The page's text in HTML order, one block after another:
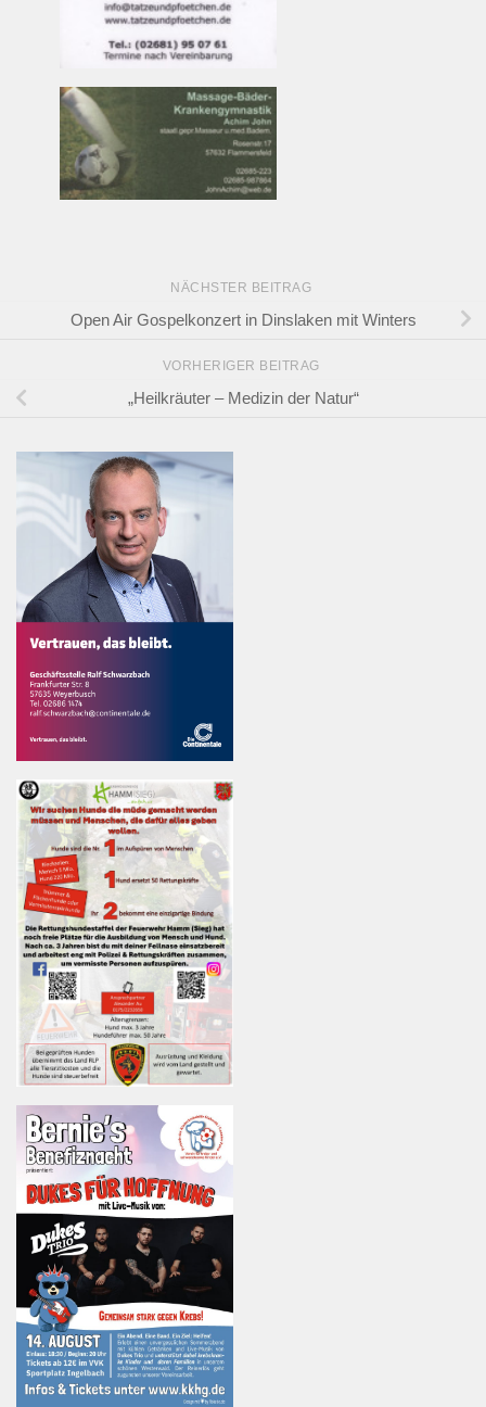
NÄCHSTER BEITRAG
Open Air Gospelkonzert in Dinslaken mit Winters
VORHERIGER BEITRAG
„Heilkräuter – Medizin der Natur“